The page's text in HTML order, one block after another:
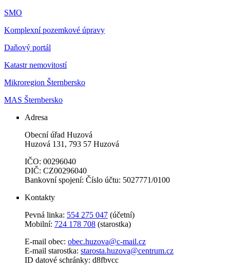
SMO
Komplexní pozemkové úpravy
Daňový portál
Katastr nemovitostí
Mikroregion Šternbersko
MAS Šternbersko
Adresa
Obecní úřad Huzová
Huzová 131, 793 57 Huzová
IČO: 00296040
DIČ: CZ00296040
Bankovní spojení: Číslo účtu: 5027771/0100
Kontakty
Pevná linka: 554 275 047 (účetní)
Mobilní: 724 178 708 (starostka)
E-mail obec: obec.huzova@c-mail.cz
E-mail starostka: starosta.huzova@centrum.cz
ID datové schránky: d8fbvcc